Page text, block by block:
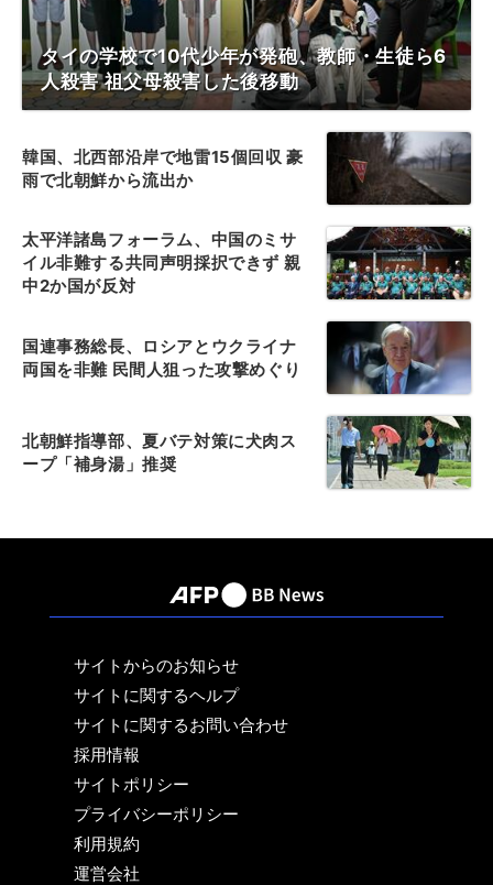
タイの学校で10代少年が発砲、教師・生徒ら6
人殺害 祖父母殺害した後移動
韓国、北西部沿岸で地雷15個回収 豪
雨で北朝鮮から流出か
太平洋諸島フォーラム、中国のミサ
イル非難する共同声明採択できず 親
中2か国が反対
国連事務総長、ロシアとウクライナ
両国を非難 民間人狙った攻撃めぐり
北朝鮮指導部、夏バテ対策に犬肉ス
ープ「補身湯」推奨
サイトからのお知らせ
サイトに関するヘルプ
サイトに関するお問い合わせ
採用情報
サイトポリシー
プライバシーポリシー
利用規約
運営会社